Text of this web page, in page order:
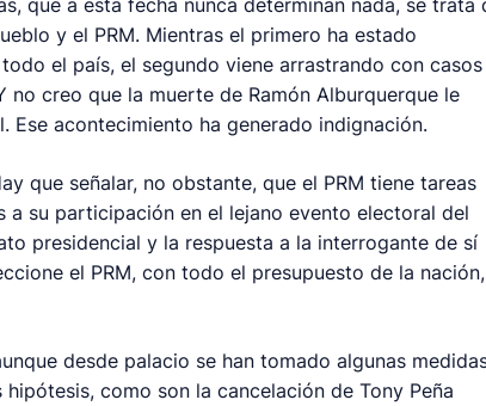
y el PRM. Mientras el primero ha estado
el país, el segundo viene arrastrando con casos
creo que la muerte de Ramón Alburquerque le
acontecimiento ha generado indignación.
que señalar, no obstante, que el PRM tiene tareas
a su participación en el lejano evento electoral del
presidencial y la respuesta a la interrogante de sí
el PRM, con todo el presupuesto de la nación,
desde palacio se han tomado algunas
como son la cancelación de Tony Peña